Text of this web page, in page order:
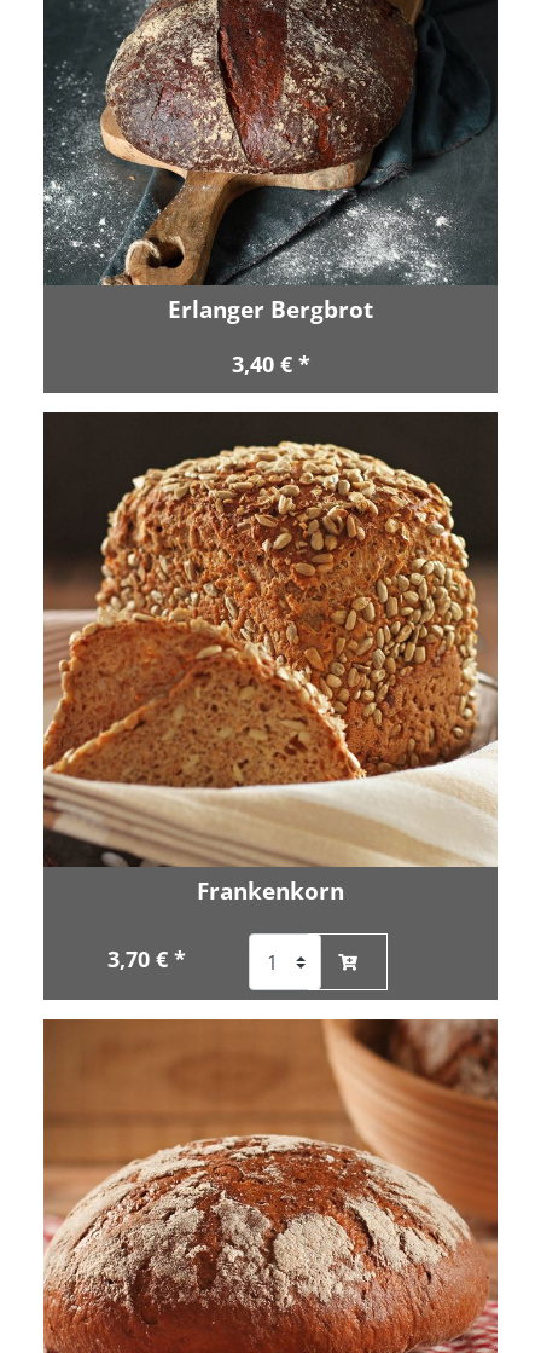
Erlanger Bergbrot
3,40 € *
Frankenkorn
3,70 € *